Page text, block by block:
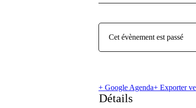
Cet évènement est passé
+ Google Agenda+ Exporter
Détails